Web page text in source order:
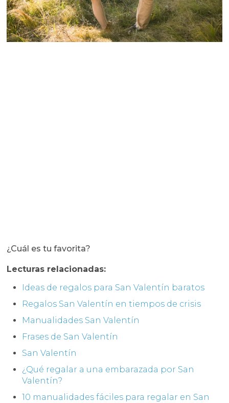
¿Cuál es tu favorita?
Lecturas relacionadas:
Ideas de regalos para San Valentín baratos
Regalos San Valentín en tiempos de crisis
Manualidades San Valentín
Frases de San Valentín
San Valentín
¿Qué regalar a una embarazada por San
Valentín?
10 manualidades fáciles para regalar en San